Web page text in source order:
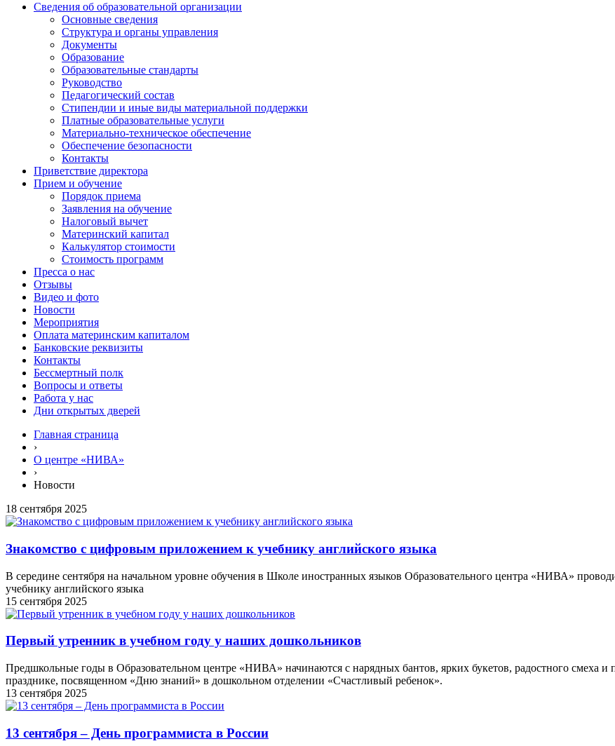
Сведения об образовательной организации
Основные сведения
Структура и органы управления
Документы
Образование
Образовательные стандарты
Руководство
Педагогический состав
Стипендии и иные виды материальной поддержки
Платные образовательные услуги
Материально-техническое обеспечение
Обеспечение безопасности
Контакты
Приветствие директора
Прием и обучение
Порядок приема
Заявления на обучение
Налоговый вычет
Материнский капитал
Калькулятор стоимости
Стоимость программ
Пресса о нас
Отзывы
Видео и фото
Новости
Мероприятия
Оплата материнским капиталом
Банковские реквизиты
Контакты
Бессмертный полк
Вопросы и ответы
Работа у нас
Дни открытых дверей
Главная страница
›
О центре «НИВА»
›
Новости
18 сентября 2025
Знакомство с цифровым приложением к учебнику английского языка
В середине сентября на начальном уровне обучения в Школе иностранных языков Образовательного центра «НИВА»
учебнику английского языка
15 сентября 2025
Первый утренник в учебном году у наших дошкольников
Предшкольные годы в Образовательном центре «НИВА» начинаются с нарядных бантов, ярких букетов, радостного смеха
празднике, посвященном «Дню знаний» в дошкольном отделении «Счастливый ребенок».
13 сентября 2025
13 сентября – День программиста в России